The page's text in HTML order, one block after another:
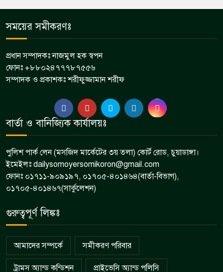
সময়ের সমীকরণঃ
প্রধান সম্পাদকঃ নাজমুল হক স্বপন
ফোনঃ +৮৮০২৪৭৭৭৮৭৫৫৬
সম্পাদক ও প্রকাশকঃ শরীফুজ্জামান শরীফ
বার্তা ও বানিজ্যিক কার্যালয়ঃ
পুলিশ পার্ক লেন (মসজিদ মার্কেটের ৩য় তলা) কোর্ট রোড, চুয়াডাঙ্গা।
ইমেইলঃ dailysomoyersomikoron@gmail.com
ফোনঃ ০১৭১১-৯০৯১৯৭, ০১৭০৫-৪০১৪৬৪(বার্তা-বিভাগ),
০১৭০৫-৪০১৪৬৭(সার্কুলেশন)
গুরুত্বপূর্ণ লিঙ্কঃ
আমাদের সম্পর্কে সমীকরণ পরিবার
ট্রামস অ্যান্ড কন্ডিশন প্রাইভেসি অ্যান্ড পলিসি